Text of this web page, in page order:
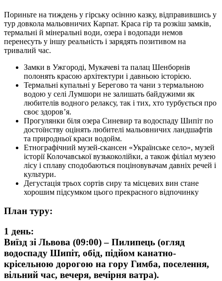
Пориньте на тиждень у гірську осінню казку, відправившись у
тур довкола мальовничих Карпат. Краса гір та розкіш замків,
термальні й мінеральні води, озера і водопади немов
перенесуть у іншу реальність і зарядять позитивом на
тривалий час.
Замки в Ужгороді, Мукачеві та палац Шенборнів
полонять красою архітектури і давньою історією.
Термальні купальні у Берегово та чани з термальною
водою у селі Лумшори не залишать байдужими як
любителів водного релаксу, так і тих, хто турбується про
своє здоров’я.
Прогулянки біля озера Синевир та водоспаду Шипіт по
достоїнству оцінять любителі мальовничих ландшафтів
та природньої краси водойм.
Етнографічний музей-скансен «Українське село», музей
історії Колочавської вузькоколійки, а також філіал музею
лісу і сплаву сподобаються поціновувачам давніх речей і
культури.
Дегустація трьох сортів сиру та місцевих вин стане
хорошим підсумком цього прекрасного відпочинку
План туру:
1 день:
Виїзд зі Львова (09:00) – Пилипець (огляд
водоспаду Шипіт, обід, підйом канатно-
крісельною дорогою на гору Гимба, поселення,
вільний час, вечеря, вечірня ватра).